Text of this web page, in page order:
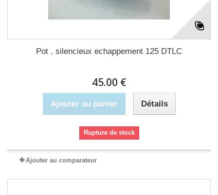
Pot , silencieux echappement 125 DTLC
45.00 €
Ajouter au panier Détails
Rupture de stock
Ajouter au comparateur